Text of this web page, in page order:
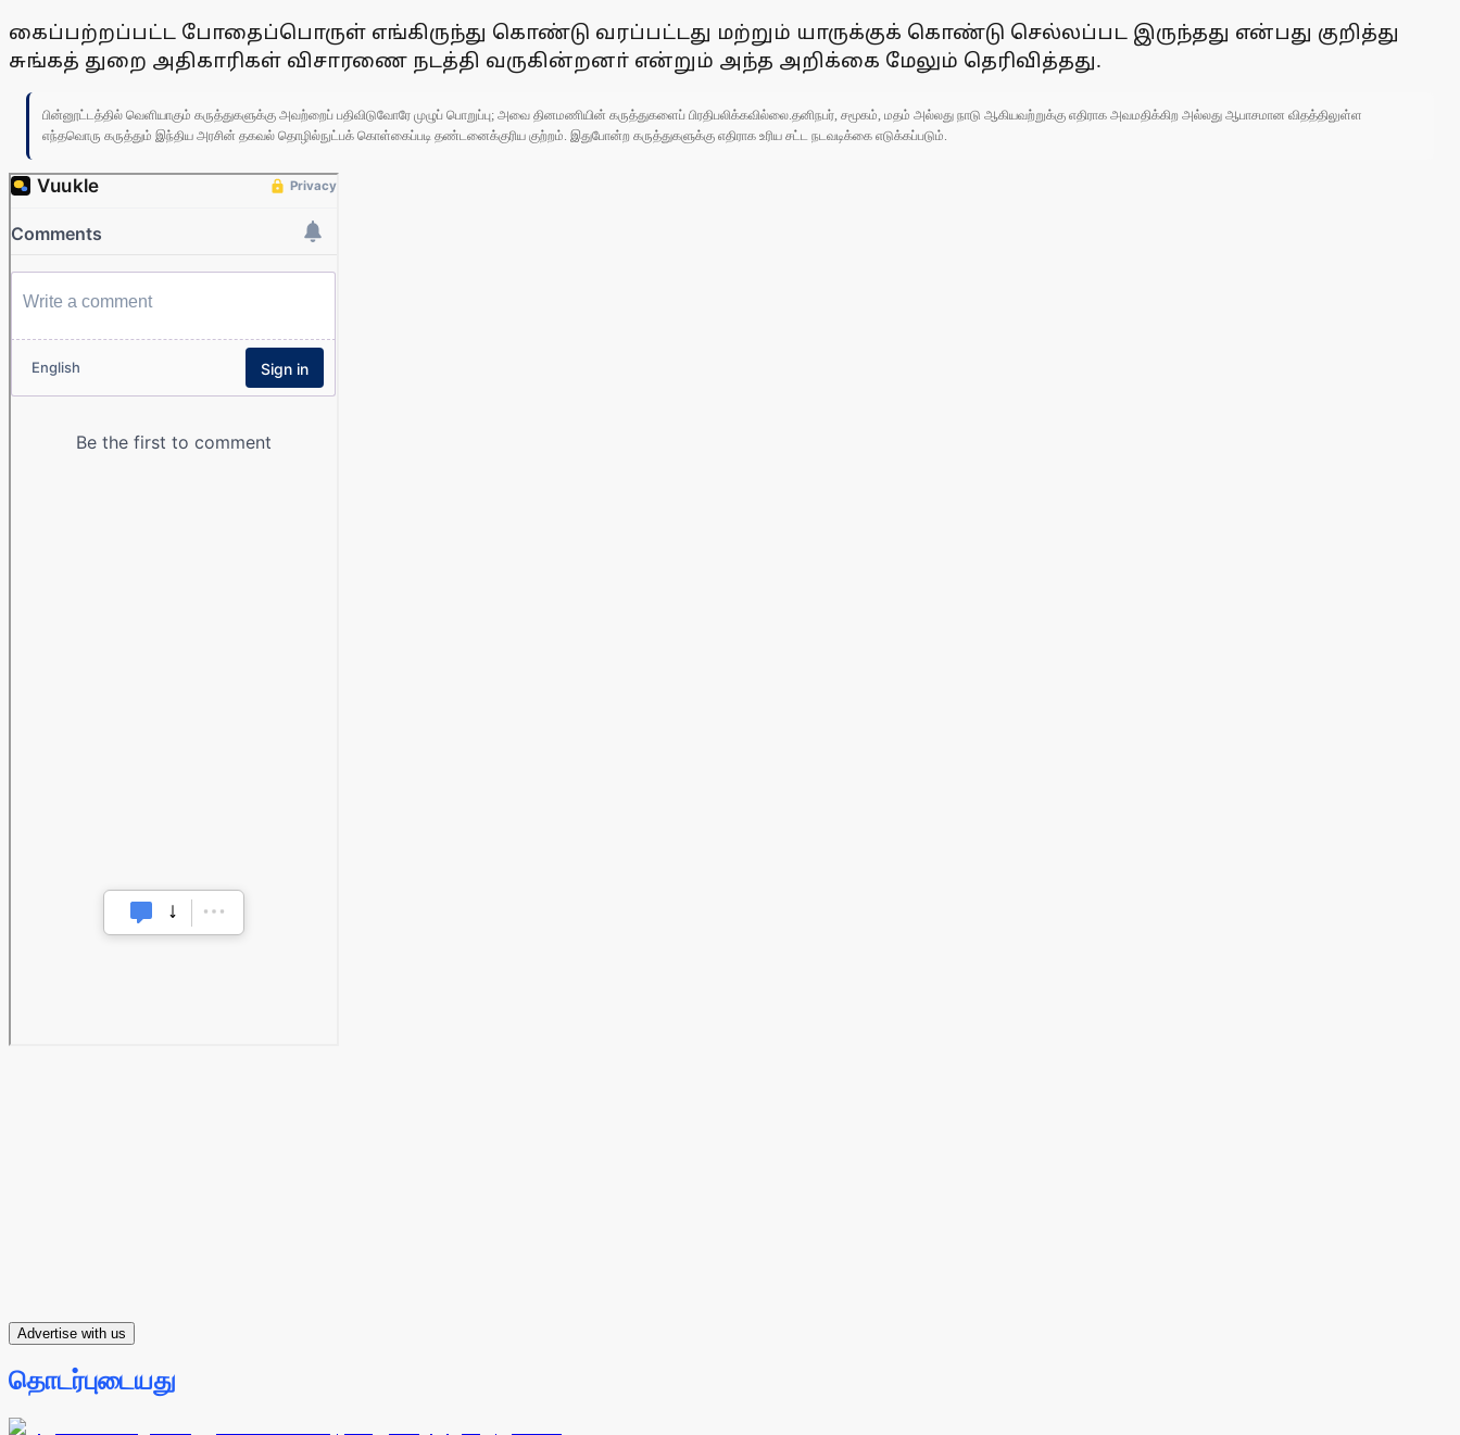
கைப்பற்றப்பட்ட போதைப்பொருள் எங்கிருந்து கொண்டு வரப்பட்டது மற்றும் யாருக்குக் கொண்டு செல்லப்பட இருந்தது என்பது குறித்து
சுங்கத் துறை அதிகாரிகள் விசாரணை நடத்தி வருகின்றனா் என்றும் அந்த அறிக்கை மேலும் தெரிவித்தது.
பின்னூட்டத்தில் வெளியாகும் கருத்துகளுக்கு அவற்றைப் பதிவிடுவோரே முழுப் பொறுப்பு; அவை தினமணியின் கருத்துகளைப் பிரதிபலிக்கவில்லை.தனிநபர், சமூகம், மதம் அல்லது நாடு ஆகியவற்றுக்கு எதிராக அவமதிக்கிற அல்லது ஆபாசமான விதத்திலுள்ள
எந்தவொரு கருத்தும் இந்திய அரசின் தகவல் தொழில்நுட்பக் கொள்கைப்படி தண்டனைக்குரிய குற்றம். இதுபோன்ற கருத்துகளுக்கு எதிராக உரிய சட்ட நடவடிக்கை எடுக்கப்படும்.
Advertise with us
தொடர்புடையது